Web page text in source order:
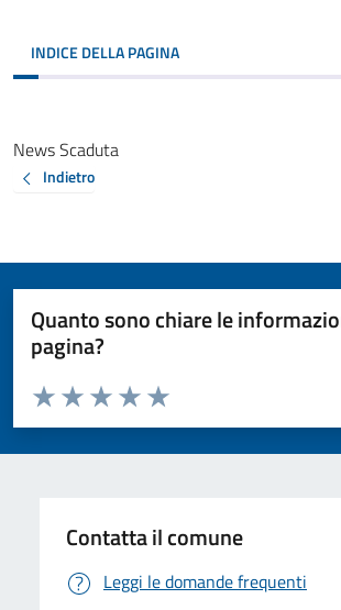
INDICE DELLA PAGINA
News Scaduta
Indietro
Quanto sono chiare le
pagina?
Valuta da 1 a 5 stelle la pagina
Valuta 5 stelle su 5
Valuta 4 stelle su 5
Valuta 3 stelle su 5
Valuta 2 stelle su 5
Valuta 1 stelle su 5
Contatta il comune
Leggi le domande frequenti